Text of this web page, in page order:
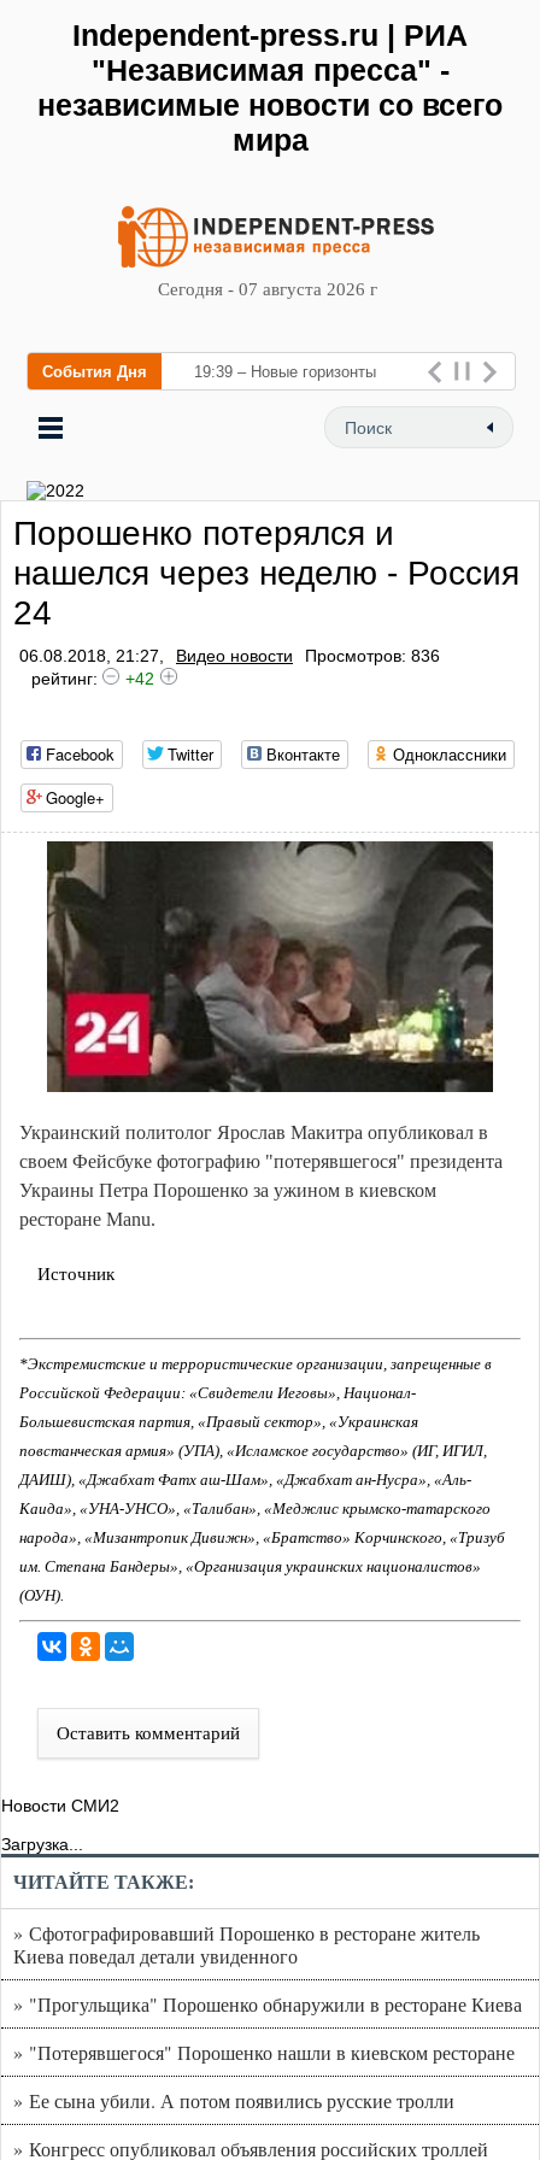
Independent-press.ru | РИА
"Независимая пресса" -
независимые новости со всего
мира
Сегодня - 07 августа 2026 г
События Дня 19:39 – Новые горизонты
флебологии: в Москве
открылся «Городской центр
Порошенко потерялся и
нашелся через неделю - Россия
24
06.08.2018, 21:27, Видео новости
Просмотров: 836
рейтинг:
+42
Facebook Twitter Вконтакте
Одноклассники
Google+
Украинский политолог Ярослав Макитра опубликовал в
своем Фейсбуке фотографию "потерявшегося" президента
Украины Петра Порошенко за ужином в киевском
ресторане Manu.
Источник
*Экстремистские и террористические организации, запрещенные в
Российской Федерации: «Свидетели Иеговы», Национал-
Большевистская партия, «Правый сектор», «Украинская
повстанческая армия» (УПА), «Исламское государство» (ИГ, ИГИЛ,
ДАИШ), «Джабхат Фатх аш-Шам», «Джабхат ан-Нусра», «Аль-
Каида», «УНА-УНСО», «Талибан», «Меджлис крымско-татарского
народа», «Мизантропик Дивижн», «Братство» Корчинского, «Тризуб
им. Степана Бандеры», «Организация украинских националистов»
(ОУН).
Оставить комментарий
Новости СМИ2
Загрузка...
ЧИТАЙТЕ ТАКЖЕ:
» Сфотографировавший Порошенко в ресторане житель
Киева поведал детали увиденного
» "Прогульщика" Порошенко обнаружили в ресторане Киева
» "Потерявшегося" Порошенко нашли в киевском ресторане
» Ее сына убили. А потом появились русские тролли
» Конгресс опубликовал объявления российских троллей